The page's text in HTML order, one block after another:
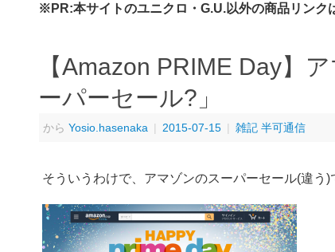
※PR:本サイトのユニクロ・G.U.以外の商品リン
【Amazon PRIME Day】
ーパーセール?」
から Yosio.hasenaka | 2015-07-15 | 雑記 半可通信
そういうわけで、アマゾンのスーパーセール(違う)